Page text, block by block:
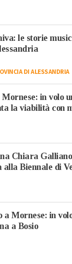
le storie
DI ALESSANDRIA
in volo
la viabilità con
Chiara
Biennale di
a Mornese: in
a Bosio